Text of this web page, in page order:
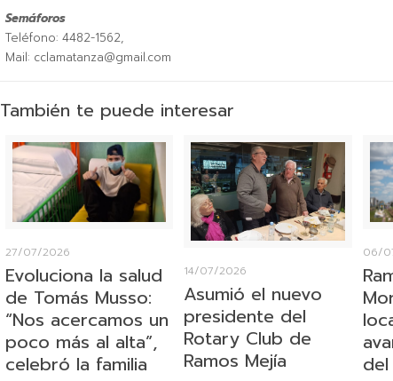
Semáforos
Teléfono: 4482-1562,
Mail: cclamatanza@gmail.com
También te puede interesar
27/07/2026
Evoluciona la salud
de Tomás Musso:
“Nos acercamos un
poco más al alta”,
celebró la familia
14/07/2026
Asumió el nuevo
presidente del
Rotary Club de
Ramos Mejía
06/